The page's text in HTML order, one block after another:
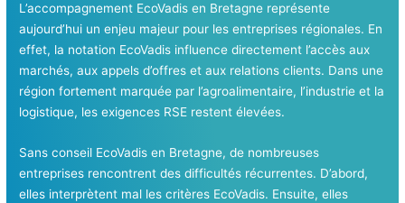
L’accompagnement EcoVadis en Bretagne représente
aujourd’hui un enjeu majeur pour les entreprises régionales. En
effet, la notation EcoVadis influence directement l’accès aux
marchés, aux appels d’offres et aux relations clients. Dans une
région fortement marquée par l’agroalimentaire, l’industrie et la
logistique, les exigences RSE restent élevées.
Sans conseil EcoVadis en Bretagne, de nombreuses
entreprises rencontrent des difficultés récurrentes. D’abord,
elles interprètent mal les critères EcoVadis. Ensuite, elles